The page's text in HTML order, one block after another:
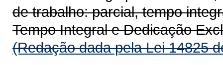
de trabalho: parcial, tempo
Tempo Integral e Dedicação
(Redação dada pela Lei 14825